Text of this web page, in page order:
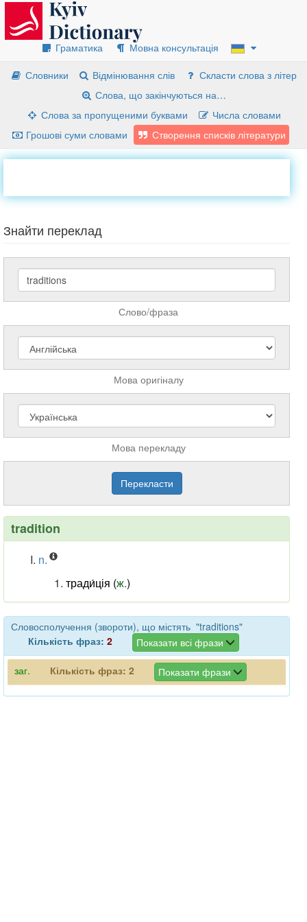
Граматика
Мовна консультація
Словники
Відмінювання слів
Скласти слова з літер
Слова, що закінчуються на…
Слова за пропущеними буквами
Числа словами
Грошові суми словами
Створення списків літератури
Знайти переклад
Слово/фраза
Мова оригіналу
Мова перекладу
tradition
n.
тради́ція (ж.)
Словосполучення (звороти), що містять "traditions"
Кількість фраз: 2 Показати всі фрази
заг. Кількість фраз: 2 Показати фрази